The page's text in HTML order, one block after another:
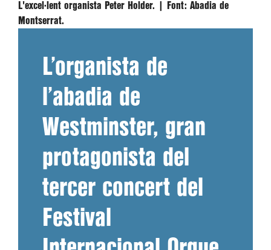
L'excel·lent organista Peter Holder. | Font: Abadia de
Montserrat.
L’organista de
l’abadia de
Westminster, gran
protagonista del
tercer concert del
Festival